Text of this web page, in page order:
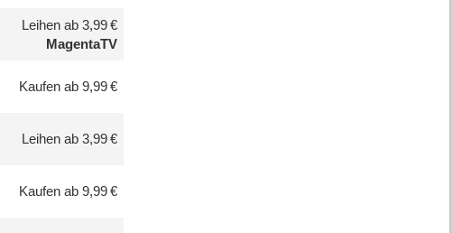
Leihen ab 3,99 €
MagentaTV
Kaufen ab 9,99 €
Leihen ab 3,99 €
Kaufen ab 9,99 €